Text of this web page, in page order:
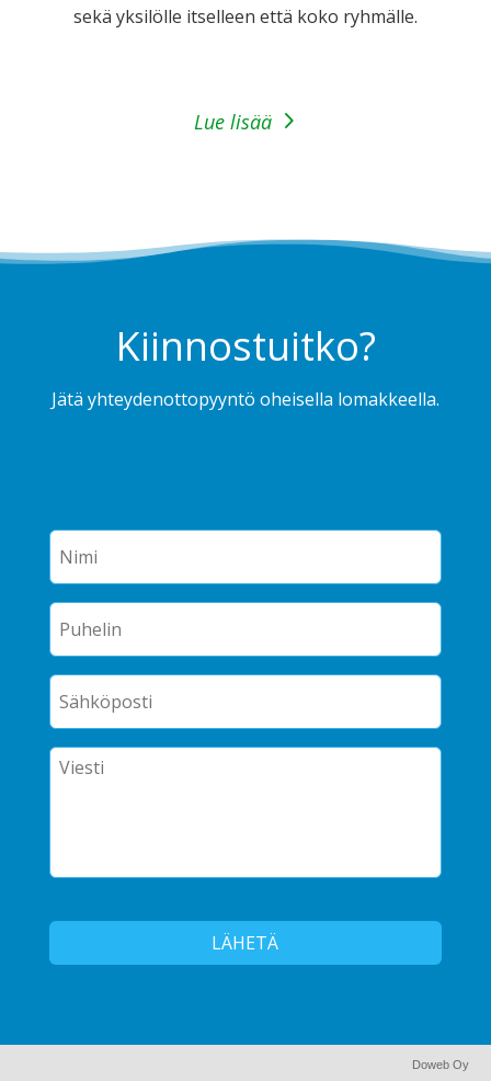
sekä yksilölle itselleen että koko ryhmälle.
Lue lisää
Kiinnostuitko?
Jätä yhteydenottopyyntö oheisella lomakkeella.
Doweb Oy